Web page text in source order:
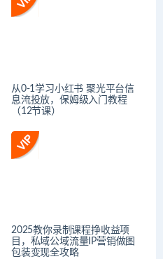
从0-1学习小红书 聚光平台信
息流投放，保姆级入门教程
（12节课）
2025教你录制课程挣收益项
目，私域公域流量IP营销做图
包装变现全攻略